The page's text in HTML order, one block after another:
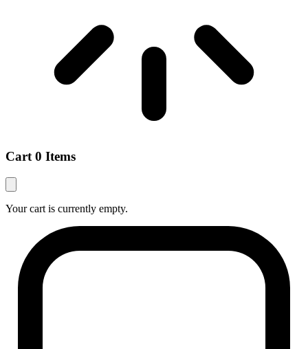
Cart 0 Items
Your cart is currently empty.